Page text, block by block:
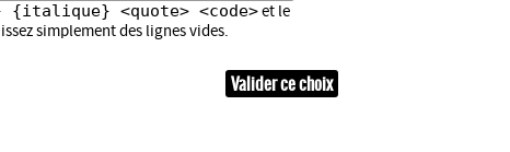
<quote> <code>et le
simplement des lignes vides.